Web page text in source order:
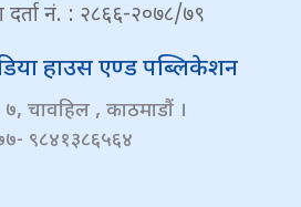
दर्ता नं. : २८६६-२०७८/७९
हाउस एण्ड पब्लिकेशन
चावहिल , काठमाडौं ।
९८४१३८६५६४